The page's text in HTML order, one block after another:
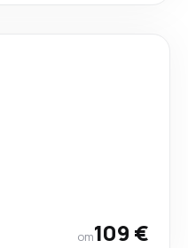
от109 €